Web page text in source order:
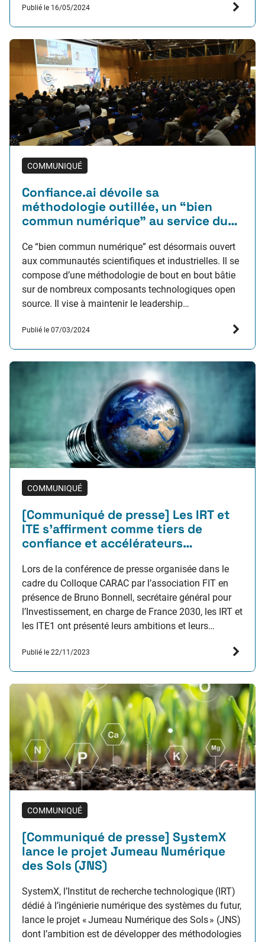
organisations publiques et privées d’orienter les
usages plus adaptés afin de s’inscrire dans…
Publié le 16/05/2024
COMMUNIQUÉ
Confiance.ai dévoile sa
méthodologie outillée, un “bien
commun numérique” au service du
et responsable
Ce “bien commun numérique” est désormais ouvert
aux communautés scientifiques et industrielles. Il se
compose d’une méthodologie de bout en bout bâtie
sur de nombreux composants technologiques open
source. Il vise à maintenir le leadership
favorisant la conception d’applications industrielles
critiques intégrant des composants d’IA de
confiance, en toute sécurité.…
Publié le 07/03/2024
COMMUNIQUÉ
[Communiqué de presse] Les IRT et
ITE s’affirment comme tiers de
confiance et accélérateurs
industrielles stratégiques françaises
Lors de la conférence de presse organisée dans le
cadre du Colloque CARAC par l’association FIT en
présence de Bruno Bonnell, secrétaire général pour
l’Investissement, en charge de France 2030, les IRT et
les ITE1 ont présenté leurs ambitions et leurs
rôle clé dans la mise en oeuvre…
Publié le 22/11/2023
COMMUNIQUÉ
[Communiqué de presse] SystemX
lance le projet Jumeau Numérique
des Sols (JNS)
SystemX, l’Institut de recherche technologique (IRT)
dédié à l’ingénierie numérique des systèmes du futur,
lance le projet « Jumeau Numérique des Sols » (JNS)
dont l’ambition est de développer des méthodologies